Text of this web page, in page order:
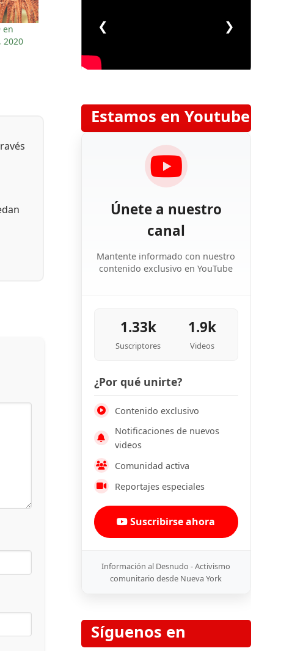
en
2020
❮ ❯
Estamos en Youtube
Únete a nuestro
canal
Mantente informado con nuestro
contenido exclusivo en YouTube
1.33k
Suscriptores
1.9k
Videos
¿Por qué unirte?
Contenido exclusivo
Notificaciones de nuevos
videos
Comunidad activa
Reportajes especiales
Suscribirse ahora
Información al Desnudo - Activismo
comunitario desde Nueva York
Síguenos en